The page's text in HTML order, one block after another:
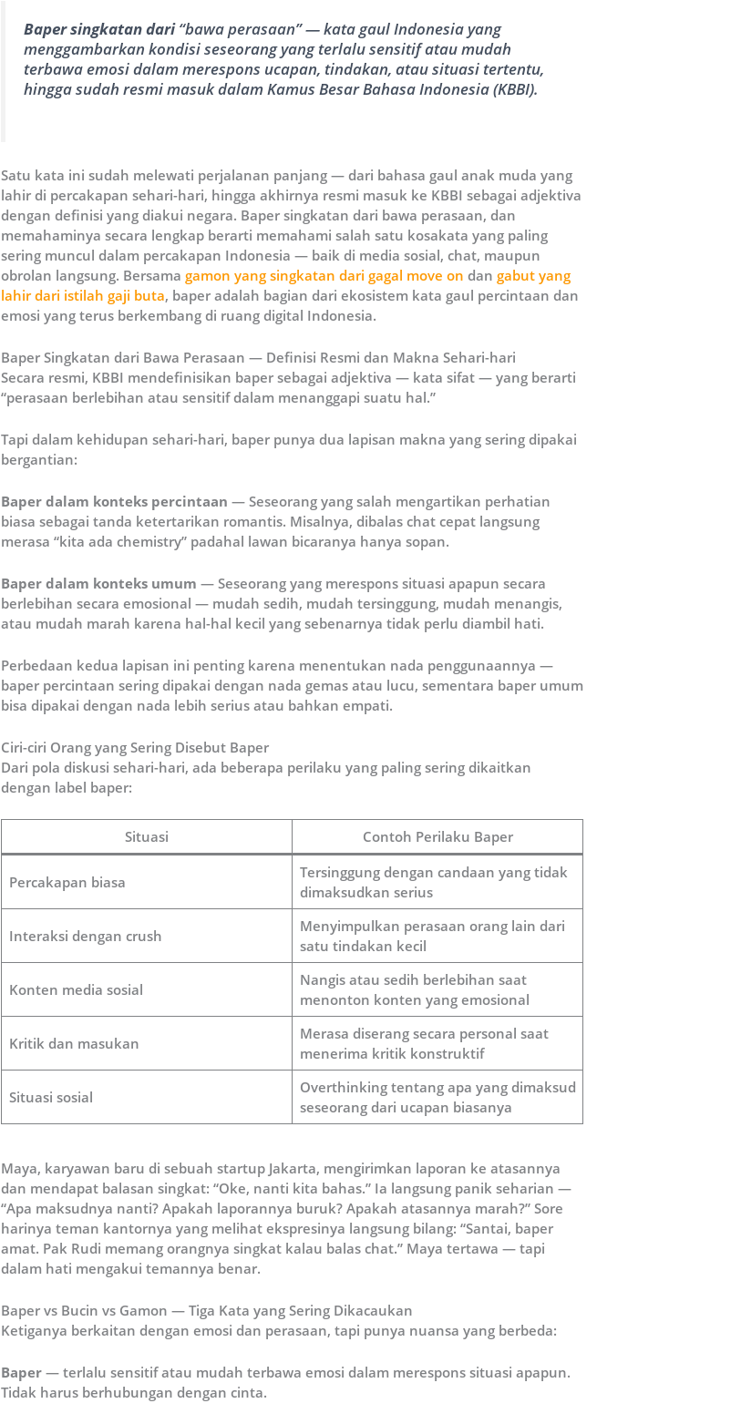
Baper singkatan dari“bawa perasaan” — kata gaul Indonesia yang
menggambarkan kondisi seseorang yang terlalu sensitif atau mudah
terbawa emosi dalam merespons ucapan, tindakan, atau situasi tertentu,
hingga sudah resmi masuk dalam Kamus Besar Bahasa Indonesia (KBBI).
Satu kata ini sudah melewati perjalanan panjang — dari bahasa gaul anak muda yang
lahir di percakapan sehari-hari, hingga akhirnya resmi masuk ke KBBI sebagai adjektiva
dengan definisi yang diakui negara. Baper singkatan dari bawa perasaan, dan
memahaminya secara lengkap berarti memahami salah satu kosakata yang paling
sering muncul dalam percakapan Indonesia — baik di media sosial, chat, maupun
obrolan langsung. Bersamagamon yang singkatan dari gagal move on dangabut yang
lahir dari istilah gaji buta, baper adalah bagian dari ekosistem kata gaul percintaan dan
emosi yang terus berkembang di ruang digital Indonesia.
Baper Singkatan dari Bawa Perasaan — Definisi Resmi dan Makna Sehari-hari
Secara resmi, KBBI mendefinisikan baper sebagai adjektiva — kata sifat — yang berarti
“perasaan berlebihan atau sensitif dalam menanggapi suatu hal.”
Tapi dalam kehidupan sehari-hari, baper punya dua lapisan makna yang sering dipakai
bergantian:
Baper dalam konteks percintaan — Seseorang yang salah mengartikan perhatian
biasa sebagai tanda ketertarikan romantis. Misalnya, dibalas chat cepat langsung
merasa “kita ada chemistry” padahal lawan bicaranya hanya sopan.
Baper dalam konteks umum — Seseorang yang merespons situasi apapun secara
berlebihan secara emosional — mudah sedih, mudah tersinggung, mudah menangis,
atau mudah marah karena hal-hal kecil yang sebenarnya tidak perlu diambil hati.
Perbedaan kedua lapisan ini penting karena menentukan nada penggunaannya —
baper percintaan sering dipakai dengan nada gemas atau lucu, sementara baper umum
bisa dipakai dengan nada lebih serius atau bahkan empati.
Ciri-ciri Orang yang Sering Disebut Baper
Dari pola diskusi sehari-hari, ada beberapa perilaku yang paling sering dikaitkan
dengan label baper:
Situasi Contoh Perilaku Baper
Percakapan biasa
Tersinggung dengan candaan yang tidak
dimaksudkan serius
Interaksi dengan crush
Menyimpulkan perasaan orang lain dari
satu tindakan kecil
Konten media sosial
Nangis atau sedih berlebihan saat
menonton konten yang emosional
Kritik dan masukan
Merasa diserang secara personal saat
menerima kritik konstruktif
Situasi sosial
Overthinking tentang apa yang dimaksud
seseorang dari ucapan biasanya
Maya, karyawan baru di sebuah startup Jakarta, mengirimkan laporan ke atasannya
dan mendapat balasan singkat: “Oke, nanti kita bahas.” Ia langsung panik seharian —
“Apa maksudnya nanti? Apakah laporannya buruk? Apakah atasannya marah?” Sore
harinya teman kantornya yang melihat ekspresinya langsung bilang: “Santai, baper
amat. Pak Rudi memang orangnya singkat kalau balas chat.” Maya tertawa — tapi
dalam hati mengakui temannya benar.
Baper vs Bucin vs Gamon — Tiga Kata yang Sering Dikacaukan
Ketiganya berkaitan dengan emosi dan perasaan, tapi punya nuansa yang berbeda:
Baper — terlalu sensitif atau mudah terbawa emosi dalam merespons situasi apapun.
Tidak harus berhubungan dengan cinta.